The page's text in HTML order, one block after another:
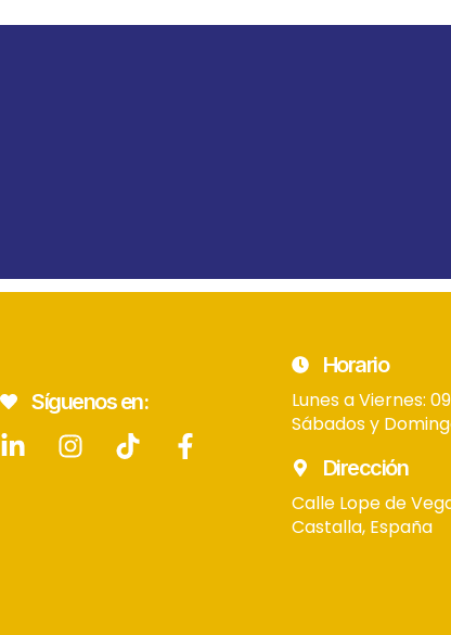
Síguenos en:
Horario
Lunes a Viernes:
Sábados y
Dirección
Calle Lope de
Castalla, España